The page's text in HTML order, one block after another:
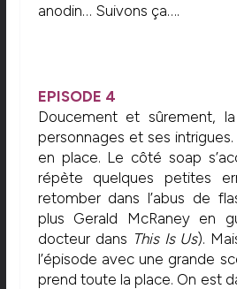
anodin… Suivons ça….
EPISODE 4
Doucement et sûrement,
personnages et ses
en place. Le côté soap
répète quelques petites
retomber dans l’abus de
plus Gerald McRaney en
docteur dans This Is Us).
l’épisode avec une grande
prend toute la place. On est